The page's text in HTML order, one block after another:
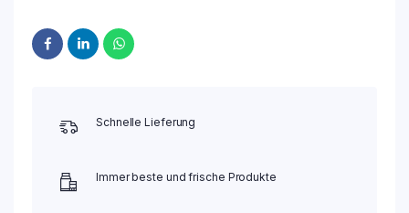
Schnelle Lieferung
Immer beste und frische Produkte